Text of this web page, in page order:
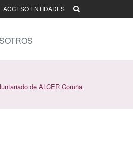
ACCESO ENTIDADES
de ALCER Coruña